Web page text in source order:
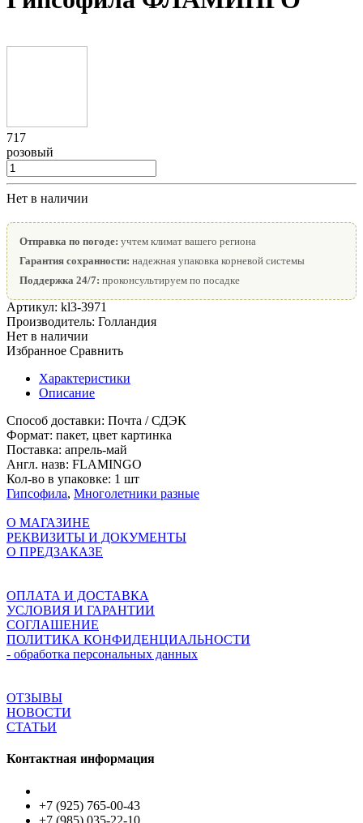
717
розовый
Нет в наличии
Отправка по погоде: учтем климат вашего региона
Гарантия сохранности: надежная упаковка корневой системы
Поддержка 24/7: проконсультируем по посадке
Артикул: kl3-3971
Производитель: Голландия
Нет в наличии
Избранное Сравнить
Характеристики
Описание
Способ доставки: Почта / СДЭК
Формат: пакет, цвет картинка
Поставка: апрель-май
Англ. назв: FLAMINGO
Кол-во в упаковке: 1 шт
Гипсофила, Многолетники разные
О МАГАЗИНЕ
РЕКВИЗИТЫ И ДОКУМЕНТЫ
О ПРЕДЗАКАЗЕ
ОПЛАТА И ДОСТАВКА
УСЛОВИЯ И ГАРАНТИИ
СОГЛАШЕНИЕ
ПОЛИТИКА КОНФИДЕНЦИАЛЬНОСТИ
- обработка персональных данных
ОТЗЫВЫ
НОВОСТИ
СТАТЬИ
Контактная информация
+7 (925) 765-00-43
+7 (985) 035-22-10